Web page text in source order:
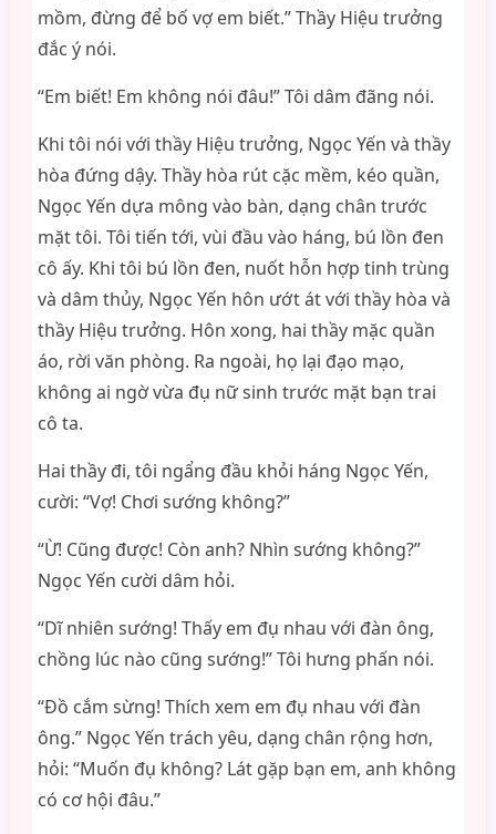
mồm, đừng để bố vợ em biết.” Thầy Hiệu trưởng
đắc ý nói.
“Em biết! Em không nói đâu!” Tôi dâm đãng nói.
Khi tôi nói với thầy Hiệu trưởng, Ngọc Yến và thầy
hòa đứng dậy. Thầy hòa rút cặc mềm, kéo quần,
Ngọc Yến dựa mông vào bàn, dạng chân trước
mặt tôi. Tôi tiến tới, vùi đầu vào háng, bú lồn đen
cô ấy. Khi tôi bú lồn đen, nuốt hỗn hợp tinh trùng
và dâm thủy, Ngọc Yến hôn ướt át với thầy hòa và
thầy Hiệu trưởng. Hôn xong, hai thầy mặc quần
áo, rời văn phòng. Ra ngoài, họ lại đạo mạo,
không ai ngờ vừa đụ nữ sinh trước mặt bạn trai
cô ta.
Hai thầy đi, tôi ngẩng đầu khỏi háng Ngọc Yến,
cười: “Vợ! Chơi sướng không?”
“Ừ! Cũng được! Còn anh? Nhìn sướng không?”
Ngọc Yến cười dâm hỏi.
“Dĩ nhiên sướng! Thấy em đụ nhau với đàn ông,
chồng lúc nào cũng sướng!” Tôi hưng phấn nói.
“Đồ cắm sừng! Thích xem em đụ nhau với đàn
ông.” Ngọc Yến trách yêu, dạng chân rộng hơn,
hỏi: “Muốn đụ không? Lát gặp bạn em, anh không
có cơ hội đâu.”